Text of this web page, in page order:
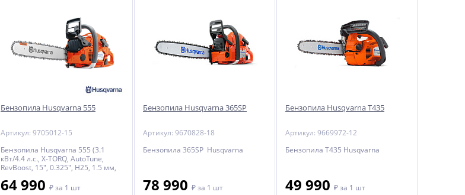
Бензопила Husqvarna 555
Артикул: 9705012-15
Бензопила Husqvarna 555 (3.1
кВт/4.4 л.с., X-TORQ, AutoTune,
RevBoost, 15", 0.325", H25, 1.5 мм,
64 990 ₽за 1 шт
Бензопила Husqvarna 365SP
Артикул: 9670828-18
Бензопила 365SP Husqvarna
78 990 ₽за 1 шт
Бензопила Husqvarna Т435
Артикул: 9669972-12
Бензопила Т435 Husqvarna
49 990 ₽за 1 шт